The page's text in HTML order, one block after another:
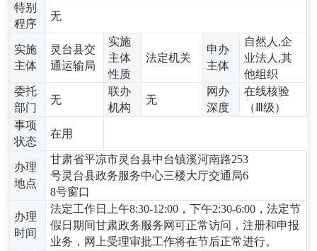
特别
程序
无
实施
主体
灵台县交
通运输局
实施
主体
性质
法定机关
申办
主体
自然人,企
业法人,其
他组织
委托
部门
无
联办
机构
无
网办
深度
在线核验
（Ⅲ级）
事项
状态
在用
办理
地点
甘肃省平凉市灵台县中台镇溪河南路253
号灵台县政务服务中心三楼大厅交通局6
8号窗口
办理
时间
法定工作日上午8:30-12:00，下午2:30-6:00，法定节
假日期间甘肃政务服务网可正常访问，注册和申报
业务，网上受理审批工作将在节后正常进行。